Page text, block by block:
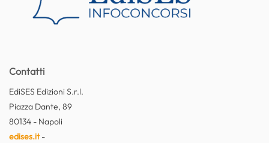
Contatti
EdiSES Edizioni S.r.l.
Piazza Dante, 89
80134 - Napoli
edises.it-